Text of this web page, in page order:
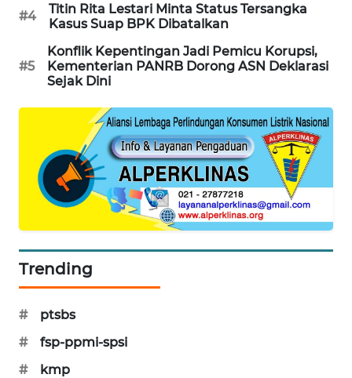
#4
Titin Rita Lestari Minta Status Tersangka
Kasus Suap BPK Dibatalkan
#5
Konflik Kepentingan Jadi Pemicu Korupsi,
Kementerian PANRB Dorong ASN Deklarasi
Sejak Dini
Trending
#
ptsbs
#
fsp-ppmi-spsi
#
kmp
WAHANA
PERSONA
WAHANA
OTOMOTIF
WAHANA
HEALTH
WAHANA
LAPAK
Wahana
Network